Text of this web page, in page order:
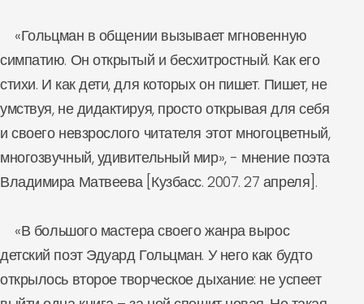
«Гольцман в общении вызывает мгновенную
симпатию. Он открытый и бесхитростный. Как его
стихи. И как дети, для которых он пишет. Пишет, не
умствуя, не дидактируя, просто открывая для себя
и своего невзрослого читателя этот многоцветный,
многозвучный, удивительный мир», - мнение поэта
Владимира Матвеева [Кузбасс. 2007. 27 апреля].
«В большого мастера своего жанра вырос
детский поэт Эдуард Гольцман. У него как будто
открылось второе творческое дыхание: не успеет